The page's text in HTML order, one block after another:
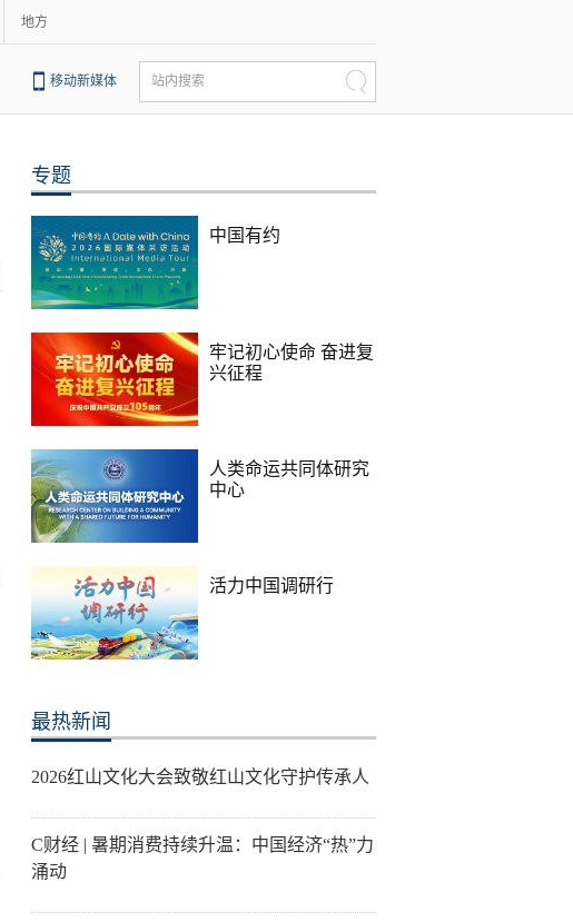
地方
移动新媒体 站内搜索
专题
中国有约
牢记初心使命 奋进复
兴征程
人类命运共同体研究
中心
活力中国调研行
最热新闻
2026红山文化大会致敬红山文化守护传承人
C财经 | 暑期消费持续升温：中国经济“热”力
涌动